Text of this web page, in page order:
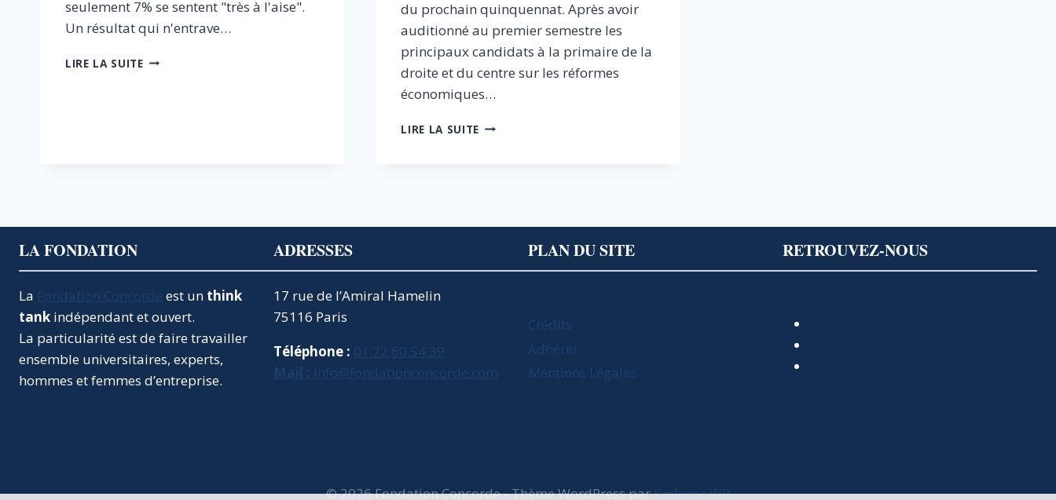
seulement 7% se sentent "très à l'aise".
Un résultat qui n'entrave…
LIRE LA SUITELES
–
du prochain quinquennat. Après avoir
auditionné au premier semestre les
principaux candidats à la primaire de la
droite et du centre sur les réformes
économiques…
LIRE LA SUITE PRÉSIDENTIELLE
RÉGION
LE
XAVIER
LA FONDATION
La Fondation Concorde est un think
tank indépendant et ouvert.
La particularité est de faire travailler
ensemble universitaires, experts,
hommes et femmes d’entreprise.
ADRESSES
17 rue de l’Amiral Hamelin
75116 Paris
Téléphone : 01.72.60.54.39
Mail : info@fondationconcorde.com
PLAN DU SITE
Crédits
Adhérer
Mentions Légales
RETROUVEZ-NOUS
© 2026 Fondation Concorde - Thème WordPress parKadence WP